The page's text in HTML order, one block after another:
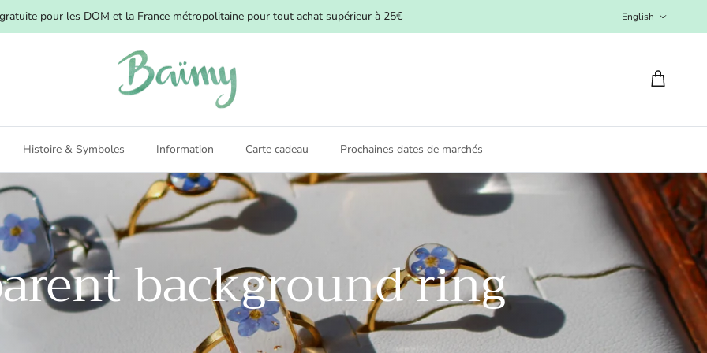
pour les DOM et la France métropolitaine pour tout achat supérieur à 25€ English
Cart
Histoire & Symboles Information Carte cadeau Prochaines dates de marchés
background ring